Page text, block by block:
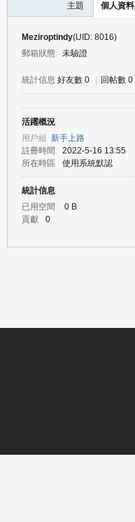
主題 個人資料
Meziroptindy(UID: 8016)
郵箱狀態
未驗證
統計信息 好友數 0 回帖數 0
活躍概況
用戶組 新手上路
註冊時間
2022-5-16 13:55
所在時區
使用系統默認
統計信息
已用空間
0 B
貢獻
0